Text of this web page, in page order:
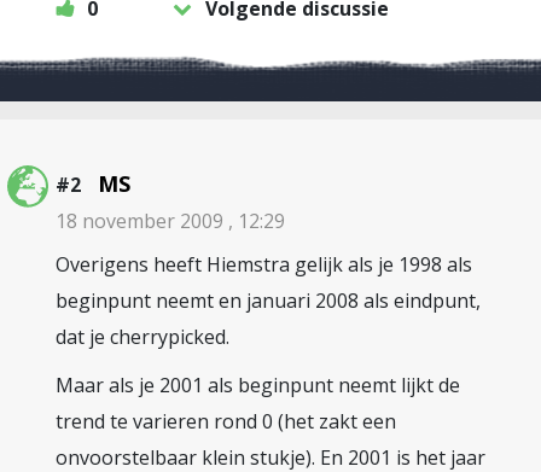
0 Volgende discussie
#2 MS
18 november 2009 , 12:29
Overigens heeft Hiemstra gelijk als je 1998 als
beginpunt neemt en januari 2008 als eindpunt,
dat je cherrypicked.
Maar als je 2001 als beginpunt neemt lijkt de
trend te varieren rond 0 (het zakt een
onvoorstelbaar klein stukje). En 2001 is het jaar